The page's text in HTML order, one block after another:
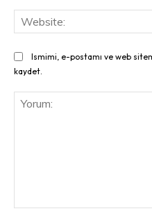
Ismimi, e-postamı ve web
kaydet.